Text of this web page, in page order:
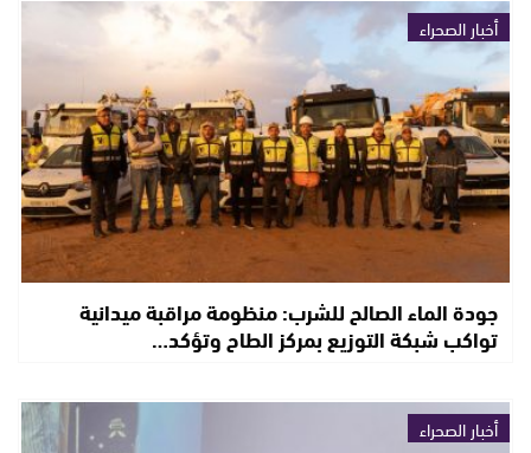
أخبار الصحراء
جودة الماء الصالح للشرب: منظومة مراقبة ميدانية
تواكب شبكة التوزيع بمركز الطاح وتؤكد…
أخبار الصحراء